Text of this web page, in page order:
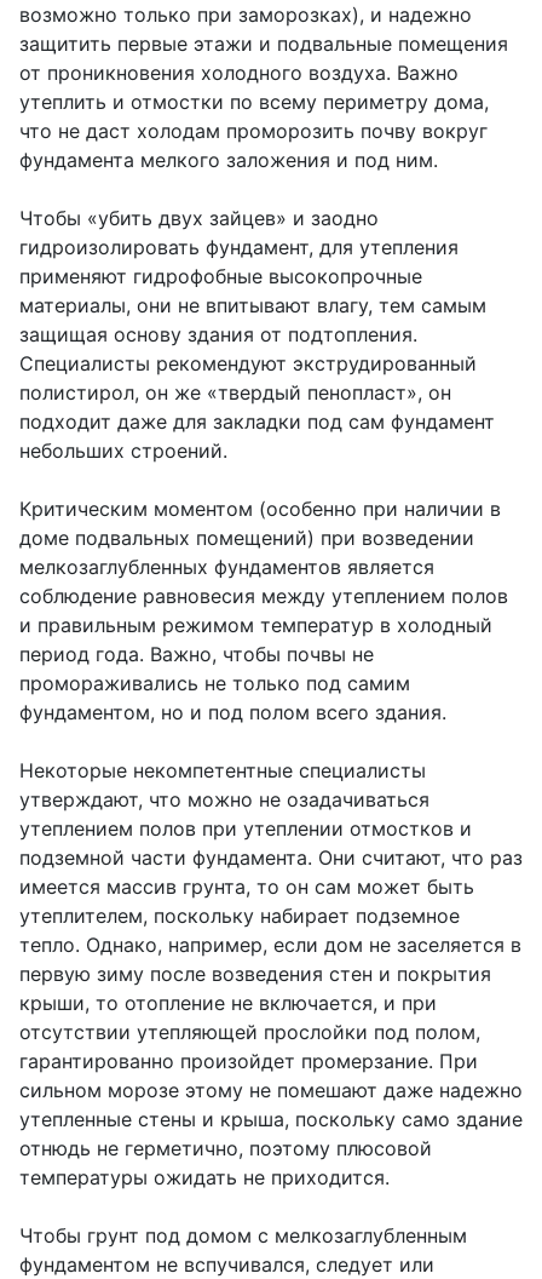
возможно только при заморозках), и надежно
защитить первые этажи и подвальные помещения
от проникновения холодного воздуха. Важно
утеплить и отмостки по всему периметру дома,
что не даст холодам проморозить почву вокруг
фундамента мелкого заложения и под ним.
Чтобы «убить двух зайцев» и заодно
гидроизолировать фундамент, для утепления
применяют гидрофобные высокопрочные
материалы, они не впитывают влагу, тем самым
защищая основу здания от подтопления.
Специалисты рекомендуют экструдированный
полистирол, он же «твердый пенопласт», он
подходит даже для закладки под сам фундамент
небольших строений.
Критическим моментом (особенно при наличии в
доме подвальных помещений) при возведении
мелкозаглубленных фундаментов является
соблюдение равновесия между утеплением полов
и правильным режимом температур в холодный
период года. Важно, чтобы почвы не
промораживались не только под самим
фундаментом, но и под полом всего здания.
Некоторые некомпетентные специалисты
утверждают, что можно не озадачиваться
утеплением полов при утеплении отмостков и
подземной части фундамента. Они считают, что раз
имеется массив грунта, то он сам может быть
утеплителем, поскольку набирает подземное
тепло. Однако, например, если дом не заселяется в
первую зиму после возведения стен и покрытия
крыши, то отопление не включается, и при
отсутствии утепляющей прослойки под полом,
гарантированно произойдет промерзание. При
сильном морозе этому не помешают даже надежно
утепленные стены и крыша, поскольку само здание
отнюдь не герметично, поэтому плюсовой
температуры ожидать не приходится.
Чтобы грунт под домом с мелкозаглубленным
фундаментом не вспучивался, следует или